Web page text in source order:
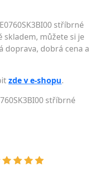
stříbrné
skladem, můžete si je
doprava, dobrá cena a
zde v e-shopu.
stříbrné